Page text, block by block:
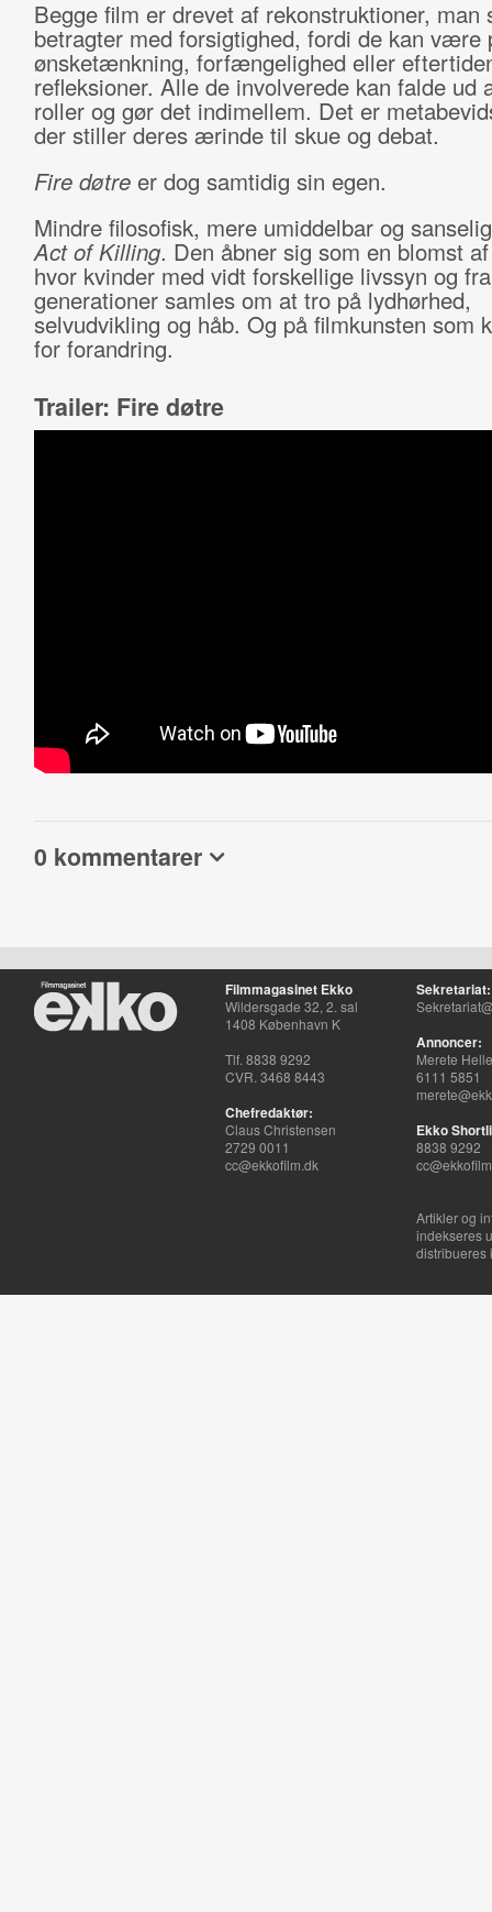
Begge film er drevet af rekonstruktioner, man
betragter med forsigtighed, fordi de kan
ønsketænkning, forfængelighed eller
refleksioner. Alle de involverede kan falde ud
roller og gør det indimellem. Det er
der stiller deres ærinde til skue og debat.
Fire døtre er dog samtidig sin egen.
Mindre filosofisk, mere umiddelbar og
Act of Killing. Den åbner sig som en blomst
hvor kvinder med vidt forskellige livssyn og
generationer samles om at tro på lydhørhed,
selvudvikling og håb. Og på filmkunsten som
for forandring.
Trailer: Fire døtre
0 kommentarer
Filmmagasinet Ekko
Wildersgade 32, 2. sal
1408 København K
Tlf. 8838 9292
CVR. 3468 8443
Chefredaktør:
Claus Christensen
2729 0011
cc@ekkofilm.dk
Sekretariat:
Annoncer:
Merete
6111 5851
Ekko
8838 9292
Artikler og
indekseres
distribueres